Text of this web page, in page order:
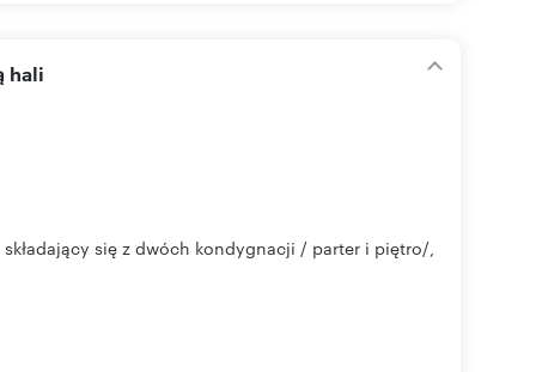
hali
się z dwóch kondygnacji / parter i piętro/,